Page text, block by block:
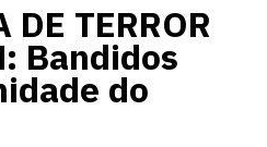
DE TERROR
Bandidos
do